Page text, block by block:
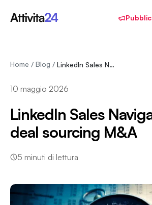
Home / Blog / LinkedIn Sales Navigator per il deal sourcing…
10 maggio 2026
LinkedIn Sales
deal sourcing M&A
5 minuti di lettura